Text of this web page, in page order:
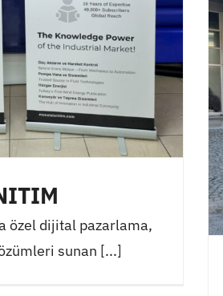
özel dijital pazarlama,
sunan [...]